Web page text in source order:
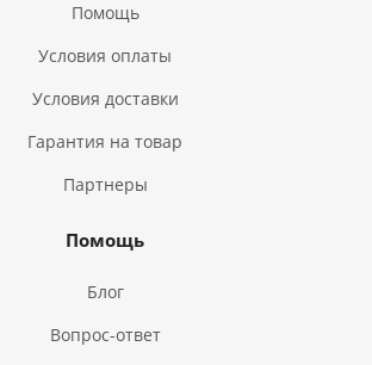
Помощь
Условия оплаты
Условия доставки
Гарантия на товар
Партнеры
Помощь
Блог
Вопрос-ответ